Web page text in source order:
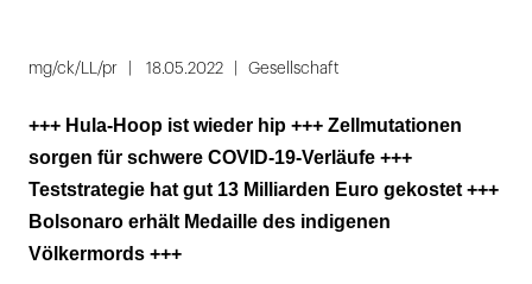
1
5
mg/ck/LL/pr 18.05.2022 Gesellschaft
+++ Hula-Hoop ist wieder hip +++ Zellmutationen
sorgen für schwere COVID-19-Verläufe +++
Teststrategie hat gut 13 Milliarden Euro gekostet +++
Bolsonaro erhält Medaille des indigenen
Völkermords +++